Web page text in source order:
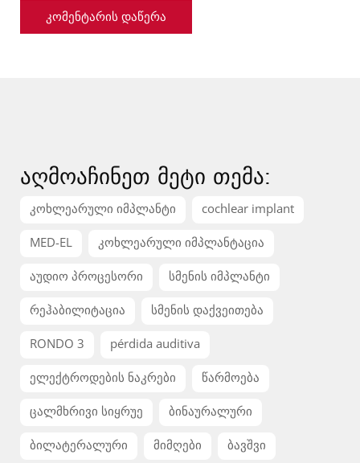
აღმოაჩინეთ მეტი თემა:
კოხლეარული იმპლანტი cochlear implant
MED-EL კოხლეარული იმპლანტაცია
აუდიო პროცესორი სმენის იმპლანტი
რეჰაბილიტაცია სმენის დაქვეითება
RONDO 3 pérdida auditiva
ელექტროდების ნაკრები წარმოება
ცალმხრივი სიყრუე ბინაურალური
ბილატერალური მიმღები ბავშვი